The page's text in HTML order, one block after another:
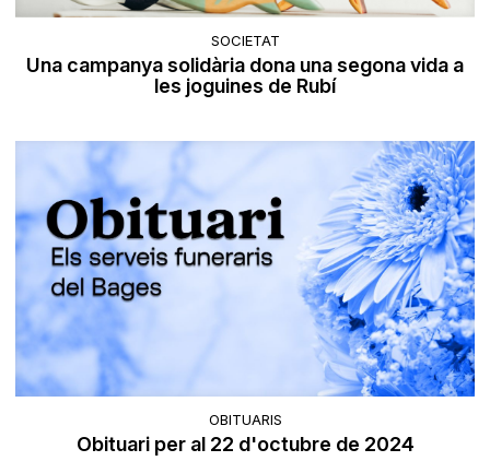
SOCIETAT
Una campanya solidària dona una segona vida a
les joguines de Rubí
OBITUARIS
Obituari per al 22 d'octubre de 2024